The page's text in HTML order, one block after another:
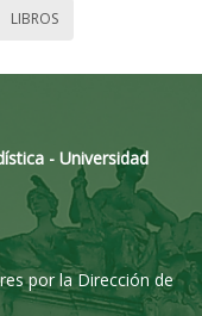
LIBROS
- Universidad
por la Dirección de